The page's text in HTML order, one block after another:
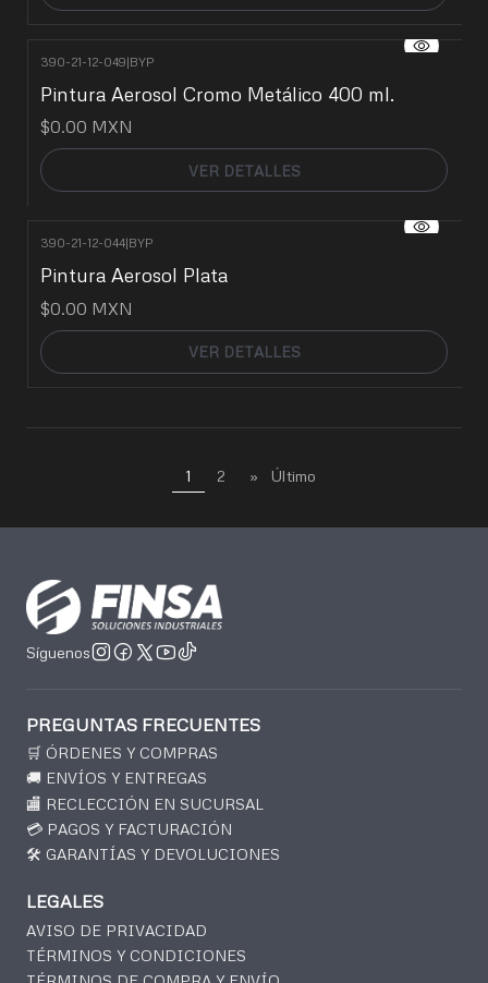
390-21-12-049|BYP
Pintura Aerosol Cromo Metálico 400 ml.
$0.00 MXN
VER DETALLES
390-21-12-044|BYP
Pintura Aerosol Plata
$0.00 MXN
VER DETALLES
1 2 » Último
Síguenos
PREGUNTAS FRECUENTES
🛒 ÓRDENES Y COMPRAS
🚚 ENVÍOS Y ENTREGAS
🏬 RECLECCIÓN EN SUCURSAL
💳 PAGOS Y FACTURACIÓN
🛠️ GARANTÍAS Y DEVOLUCIONES
LEGALES
AVISO DE PRIVACIDAD
TÉRMINOS Y CONDICIONES